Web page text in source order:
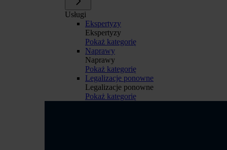
Usługi
Ekspertyzy
Ekspertyzy
Pokaż kategorię
Naprawy
Naprawy
Pokaż kategorię
Legalizacje ponowne
Legalizacje ponowne
Pokaż kategorię